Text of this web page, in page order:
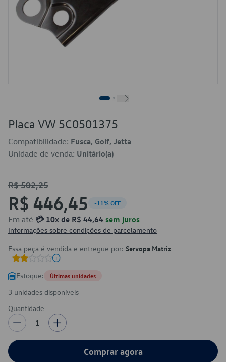
Placa VW 5C0501375
Compatibilidade: Fusca, Golf, Jetta
Unidade de venda: Unitário(a)
R$ 502,25
R$ 446,45 -11% OFF
Em até 💳 10x de R$ 44,64 sem juros
Informações sobre condições de parcelamento
Essa peça é vendida e entregue por: Servopa Matriz
Estoque: Últimas unidades
3 unidades disponíveis
Quantidade
1
Comprar agora